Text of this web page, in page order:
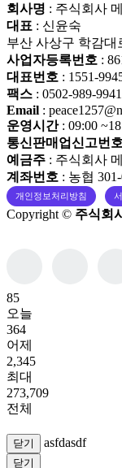
회사명 : 주식회사
대표 : 신윤숙
부산 사상구 학감대
사업자등록번호 :
대표번호 : 1551-
팩스 : 0502-989-9941
Email :
운영시간: 09:00
통신판매업신고번호
예금주 : 주식회사
계좌번호 : 농협
개인정보처리방침
Copyright © 주식회
85
오늘
364
어제
2,345
최대
273,709
전체
닫기 asfdasdf
닫기